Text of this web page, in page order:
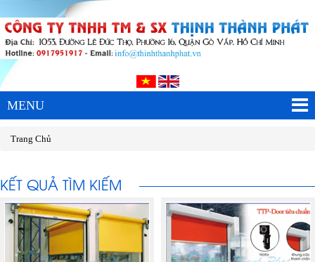
MENU
Trang Chủ
KẾT QUẢ TÌM KIẾM